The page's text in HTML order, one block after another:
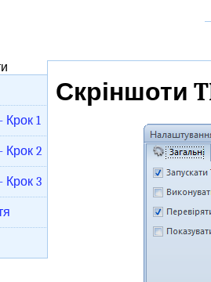
Крок 1
Крок 2
Крок 3
Скріншоти